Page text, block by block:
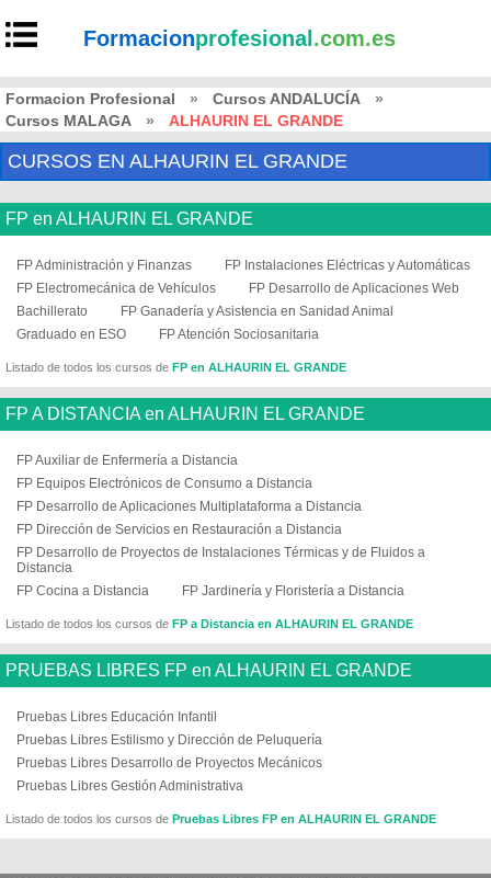
Formacionprofesional .com.es
Formacion Profesional » Cursos ANDALUCÍA
»
Cursos MALAGA
» ALHAURIN EL GRANDE
CURSOS EN ALHAURIN EL GRANDE
FP en ALHAURIN EL GRANDE
FP Administración y Finanzas
FP Instalaciones Eléctricas y Automáticas
FP Electromecánica de Vehículos
FP Desarrollo de Aplicaciones Web
Bachillerato
FP Ganadería y Asistencia en Sanidad Animal
Graduado en ESO
FP Atención Sociosanitaria
Listado de todos los cursos de FP en ALHAURIN EL GRANDE
FP A DISTANCIA en ALHAURIN EL GRANDE
FP Auxiliar de Enfermería a Distancia
FP Equipos Electrónicos de Consumo a Distancia
FP Desarrollo de Aplicaciones Multiplataforma a Distancia
FP Dirección de Servicios en Restauración a Distancia
FP Desarrollo de Proyectos de Instalaciones Térmicas y de Fluidos a
Distancia
FP Cocina a Distancia
FP Jardinería y Floristería a Distancia
Listado de todos los cursos de FP a Distancia en ALHAURIN EL GRANDE
PRUEBAS LIBRES FP en ALHAURIN EL GRANDE
Pruebas Libres Educación Infantil
Pruebas Libres Estilismo y Dirección de Peluquería
Pruebas Libres Desarrollo de Proyectos Mecánicos
Pruebas Libres Gestión Administrativa
Listado de todos los cursos de Pruebas Libres FP en ALHAURIN EL GRANDE